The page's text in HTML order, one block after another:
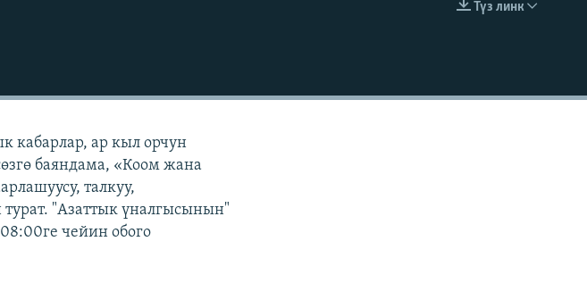
EMBED
Түз линк
кабарлар, ар кыл орчун
баяндама, «Коом жана
талкуу,
"Азаттык үналгысынын"
чейин обого